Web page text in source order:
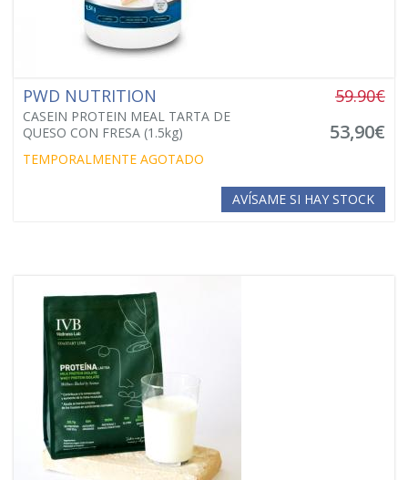
PWD NUTRITION
CASEIN PROTEIN MEAL TARTA DE
QUESO CON FRESA (1.5kg)
59.90€
53,90€
TEMPORALMENTE AGOTADO
AVÍSAME SI HAY STOCK